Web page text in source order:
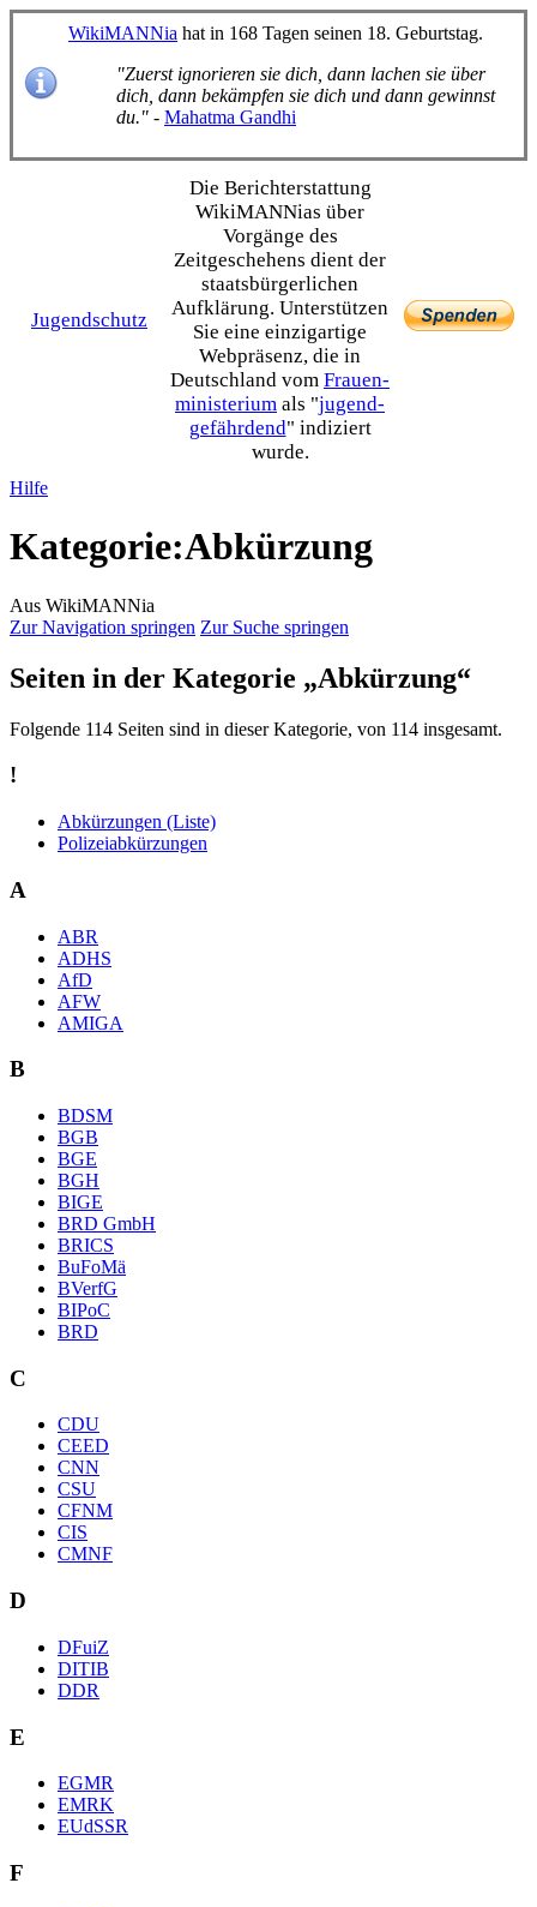
WikiMANNia hat in 168 Tagen seinen 18. Geburtstag.
"Zuerst ignorieren sie dich, dann lachen sie über
dich, dann bekämpfen sie dich und dann gewinnst
du." - Mahatma Gandhi
Jugendschutz
Die Bericht­erstattung
WikiMANNias über
Vorgänge des
Zeitgeschehens dient der
staats­bürgerlichen
Aufklärung. Unterstützen
Sie eine einzig­artige
Webpräsenz, die in
Deutschland vom Frauen­
ministerium als "jugend­
gefährdend" indiziert
wurde.
Hilfe
Kategorie:Abkürzung
Aus WikiMANNia
Zur Navigation springen Zur Suche springen
Seiten in der Kategorie „Abkürzung“
Folgende 114 Seiten sind in dieser Kategorie, von 114 insgesamt.
!
Abkürzungen (Liste)
Polizeiabkürzungen
A
ABR
ADHS
AfD
AFW
AMIGA
B
BDSM
BGB
BGE
BGH
BIGE
BRD GmbH
BRICS
BuFoMä
BVerfG
BIPoC
BRD
C
CDU
CEED
CNN
CSU
CFNM
CIS
CMNF
D
DFuiZ
DITIB
DDR
E
EGMR
EMRK
EUdSSR
F